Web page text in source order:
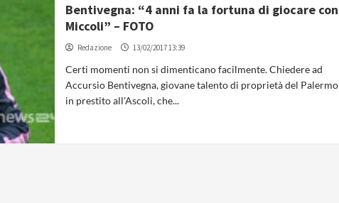
Bentivegna: “4 anni fa la fortuna di giocare con
Miccoli” – FOTO
Redazione 13/02/2017 13:39
Certi momenti non si dimenticano facilmente. Chiedere ad
Accursio Bentivegna, giovane talento di proprietà del Palermo
in prestito all'Ascoli, che...